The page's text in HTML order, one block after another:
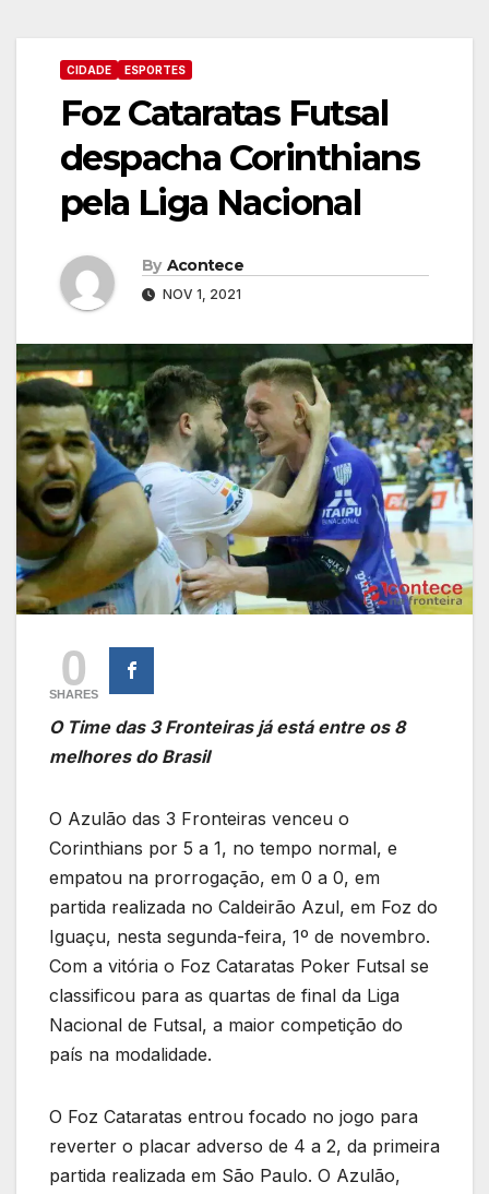
CIDADE ESPORTES
Foz Cataratas Futsal
despacha Corinthians
pela Liga Nacional
By Acontece
NOV 1, 2021
0
SHARES
O Time das 3 Fronteiras já está entre os 8
melhores do Brasil
O Azulão das 3 Fronteiras venceu o
Corinthians por 5 a 1, no tempo normal, e
empatou na prorrogação, em 0 a 0, em
partida realizada no Caldeirão Azul, em Foz do
Iguaçu, nesta segunda-feira, 1º de novembro.
Com a vitória o Foz Cataratas Poker Futsal se
classificou para as quartas de final da Liga
Nacional de Futsal, a maior competição do
país na modalidade.
O Foz Cataratas entrou focado no jogo para
reverter o placar adverso de 4 a 2, da primeira
partida realizada em São Paulo. O Azulão,